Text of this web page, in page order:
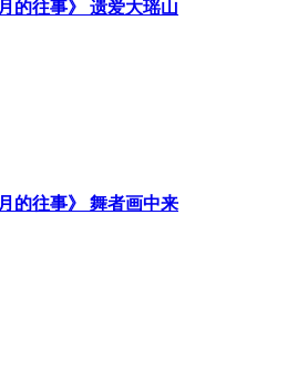
的往事》 遗爱大瑶山
的往事》 舞者画中来